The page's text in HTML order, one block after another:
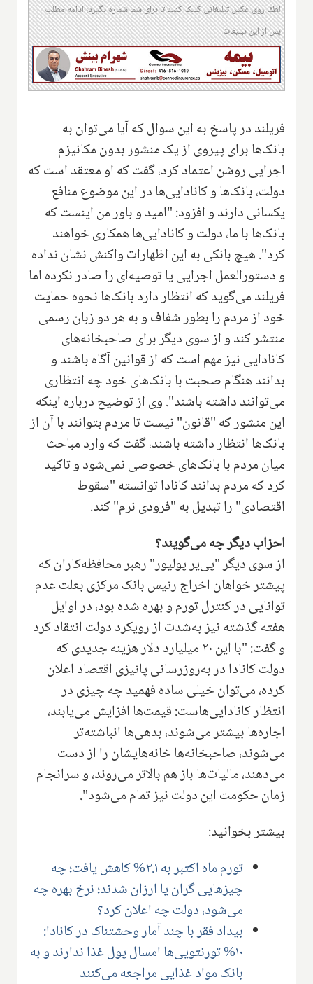
لطفا روی عکس تبلیغاتی کلیک کنید تا برای شما شماره بگیرد؛ ادامه مطلب
پس از این تبلیغات
فریلند در پاسخ به این سوال که آیا می‌توان به
بانک‌ها برای پیروی از یک منشور بدون مکانیزم
اجرایی روشن اعتماد کرد، گفت که او معتقد است که
دولت، بانک‌ها و کانادایی‌ها در این موضوع منافع
یکسانی دارند و افزود: "امید و باور من اینست که
بانک‌ها با ما، دولت و کانادایی‌ها همکاری خواهند
کرد". هیچ بانکی به این اظهارات واکنش نشان نداده
و دستورالعمل اجرایی یا توصیه‌ای را صادر نکرده اما
فریلند می‌گوید که انتظار دارد بانک‌ها نحوه حمایت
خود از مردم را بطور شفاف و به هر دو زبان رسمی
منتشر کند و از سوی دیگر برای صاحبخانه‌های
کانادایی نیز مهم است که از قوانین آگاه باشند و
بدانند هنگام صحبت با بانک‌های خود چه انتظاری
می‌توانند داشته باشند". وی از توضیح درباره اینکه
این منشور که "قانون" نیست تا مردم بتوانند با آن از
بانک‌ها انتظار داشته باشند، گفت که وارد مباحث
میان مردم با بانک‌های خصوصی نمی‌شود و تاکید
کرد که مردم بدانند کانادا توانسته "سقوط
اقتصادی" را تبدیل به "فرودی نرم" کند.
احزاب دیگر چه می‌گویند؟
از سوی دیگر "پی‌یر پولیور" رهبر محافظه‌کاران که
پیشتر خواهان اخراج رئیس بانک مرکزی بعلت عدم
توانایی در کنترل تورم و بهره شده بود، در اوایل
هفته گذشته نیز به‌شدت از رویکرد دولت انتقاد کرد
و گفت: "با این ۲۰ میلیارد دلار هزینه جدیدی که
دولت کانادا در به‌روزرسانی پائیزی اقتصاد اعلان
کرده، می‌توان خیلی ساده فهمید چه چیزی در
انتظار کانادایی‌هاست: قیمت‌ها افزایش می‌یابند،
اجاره‌ها بیشتر می‌شوند، بدهی‌ها انباشته‌تر
می‌شوند، صاحبخانه‌ها خانه‌هایشان را از دست
می‌دهند، مالیات‌ها باز هم بالاتر می‌روند، و سرانجام
زمان حکومت این دولت نیز تمام می‌شود".
بیشتر بخوانید:
تورم ماه اکتبر به ۳.۱% کاهش یافت؛ چه
چیزهایی گران یا ارزان شدند؛ نرخ بهره چه
می‌شود، دولت چه اعلان کرد؟
بیداد فقر با چند آمار وحشتناک در کانادا:
۱۰% تورنتویی‌ها امسال پول غذا ندارند و به
بانک مواد غذایی مراجعه می‌کنند